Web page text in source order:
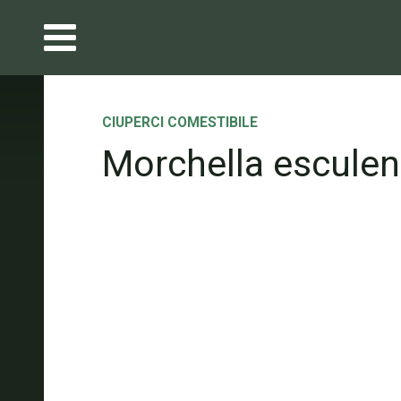
CIUPERCI COMESTIBILE
Morchella